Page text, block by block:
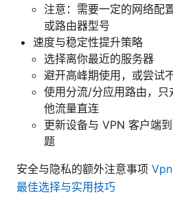
注意：需要一定的网络配
或路由器型号
速度与稳定性提升策略
选择离你最近的服务器
避开高峰期使用，或尝试
使用分流/分应用路由，
他流量直连
更新设备与 VPN 客户端
题
安全与隐私的额外注意事项 Vpn
最佳选择与实用技巧